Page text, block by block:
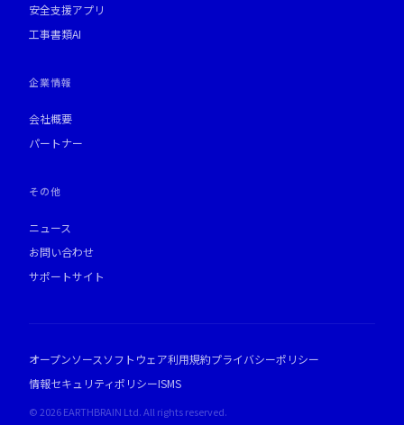
安全支援アプリ
工事書類AI
企業情報
会社概要
パートナー
その他
ニュース
お問い合わせ
サポートサイト
© 2026 EARTHBRAIN Ltd. All rights reserved.
オープンソースソフトウェア利用規約プライバシーポリシー
情報セキュリティポリシーISMS